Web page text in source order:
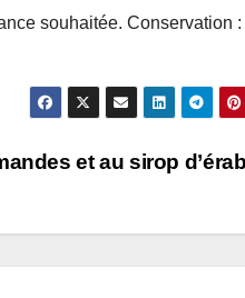
souhaitée. Conservation :
et au sirop